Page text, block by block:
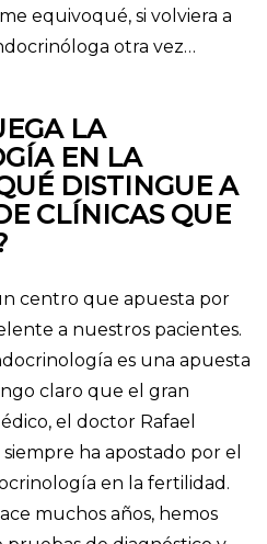
equivoqué, si volviera a
otra vez…
LA
EN LA
DISTINGUE A
CLÍNICAS QUE
centro que apuesta por
a nuestros pacientes.
es una apuesta
claro que el gran
el doctor Rafael
ha apostado por el
en la fertilidad.
muchos años, hemos